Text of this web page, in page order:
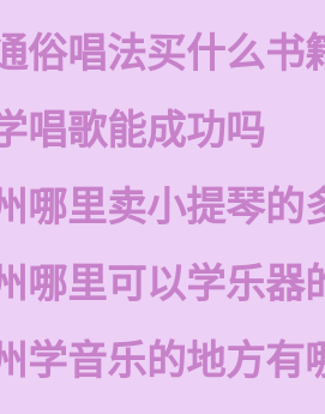
俗唱法买什么书
唱歌能成功吗
哪里卖小提琴的
哪里可以学乐器
学音乐的地方有